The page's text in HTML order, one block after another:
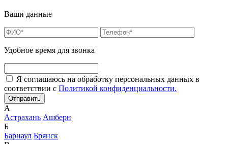
Ваши данные
Удобное время для звонка
Я соглашаюсь на обработку персональных данных в
соответствии с Политикой конфиденциальности.
А
Астрахань Ашберн
Б
Барнаул Брянск